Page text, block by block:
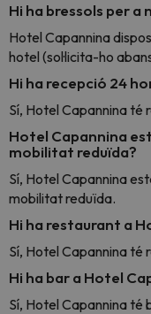
Hi ha bressols per a
Hotel Capannina
hotel (sol·licita-ho
Hi ha recepció 24
Sí, Hotel Capannina té
Hotel Capannina
mobilitat reduïda?
Sí, Hotel Capannina
mobilitat reduïda.
Hi ha restaurant a
Sí, Hotel Capannina té
Hi ha bar a Hotel
Sí, Hotel Capannina té